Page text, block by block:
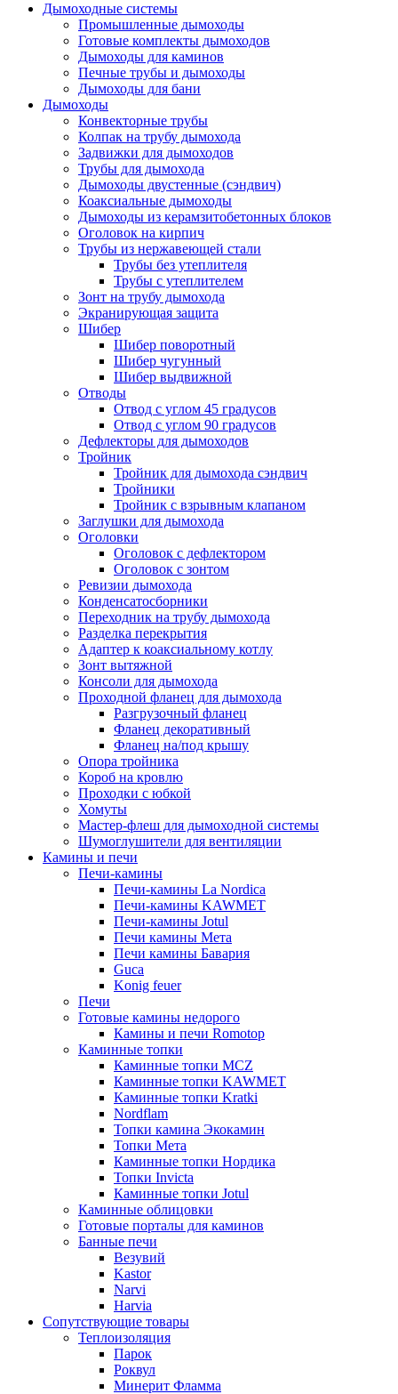
Дымоходные системы
Промышленные дымоходы
Готовые комплекты дымоходов
Дымоходы для каминов
Печные трубы и дымоходы
Дымоходы для бани
Дымоходы
Конвекторные трубы
Колпак на трубу дымохода
Задвижки для дымоходов
Трубы для дымохода
Дымоходы двустенные (сэндвич)
Коаксиальные дымоходы
Дымоходы из керамзитобетонных блоков
Оголовок на кирпич
Трубы из нержавеющей стали
Трубы без утеплителя
Трубы с утеплителем
Зонт на трубу дымохода
Экранирующая защита
Шибер
Шибер поворотный
Шибер чугунный
Шибер выдвижной
Отводы
Отвод с углом 45 градусов
Отвод с углом 90 градусов
Дефлекторы для дымоходов
Тройник
Тройник для дымохода сэндвич
Тройники
Тройник с взрывным клапаном
Заглушки для дымохода
Оголовки
Оголовок с дефлектором
Оголовок с зонтом
Ревизии дымохода
Конденсатосборники
Переходник на трубу дымохода
Разделка перекрытия
Адаптер к коаксиальному котлу
Зонт вытяжной
Консоли для дымохода
Проходной фланец для дымохода
Разгрузочный фланец
Фланец декоративный
Фланец на/под крышу
Опора тройника
Короб на кровлю
Проходки с юбкой
Хомуты
Мастер-флеш для дымоходной системы
Шумоглушители для вентиляции
Камины и печи
Печи-камины
Печи-камины La Nordica
Печи-камины KAWMET
Печи-камины Jotul
Печи камины Мета
Печи камины Бавария
Guca
Konig feuer
Печи
Готовые камины недорого
Камины и печи Romotop
Каминные топки
Каминные топки MCZ
Каминные топки KAWMET
Каминные топки Kratki
Nordflam
Топки камина Экокамин
Топки Мета
Каминные топки Нордика
Топки Invicta
Каминные топки Jotul
Каминные облицовки
Готовые порталы для каминов
Банные печи
Везувий
Kastor
Narvi
Harvia
Сопутствующие товары
Теплоизоляция
Парок
Роквул
Минерит Фламма